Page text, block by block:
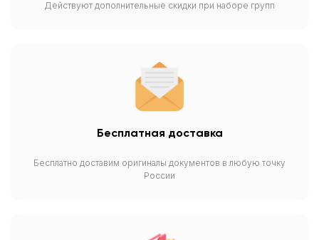
Действуют дополнительные скидки при наборе групп
Бесплатная доставка
Бесплатно доставим оригиналы документов в любую точку
России